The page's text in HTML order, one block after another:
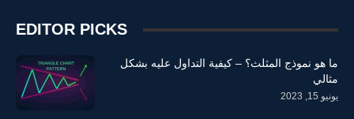
EDITOR PICKS
ما هو نموذج المثلث؟ – كيفية التداول عليه بشكل
مثالي
يونيو 15, 2023